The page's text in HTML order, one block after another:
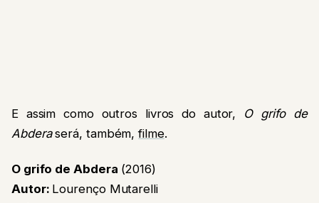
Abderaserá, também, filme.
Autor: Lourenço Mutarelli
Editora:Companhia das Letras